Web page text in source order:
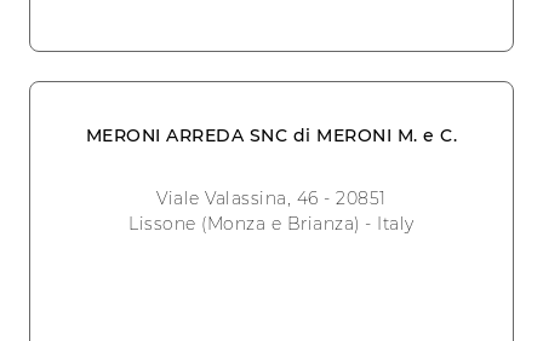
MERONI ARREDA SNC di MERONI M. e C.
Viale Valassina, 46 - 20851
Lissone (Monza e Brianza) - Italy